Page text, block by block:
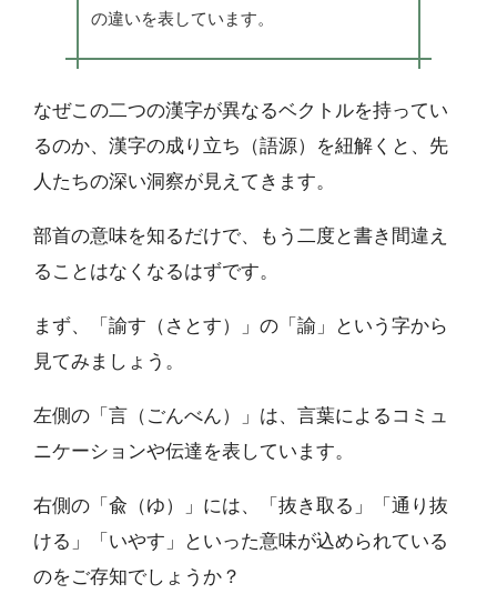
の違いを表しています。
なぜこの二つの漢字が異なるベクトルを持ってい
るのか、漢字の成り立ち（語源）を紐解くと、先
人たちの深い洞察が見えてきます。
部首の意味を知るだけで、もう二度と書き間違え
ることはなくなるはずです。
まず、「諭す（さとす）」の「諭」という字から
見てみましょう。
左側の「言（ごんべん）」は、言葉によるコミュ
ニケーションや伝達を表しています。
右側の「兪（ゆ）」には、「抜き取る」「通り抜
ける」「いやす」といった意味が込められている
のをご存知でしょうか？